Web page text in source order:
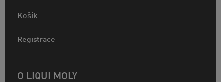
Košík
Registrace
O LIQUI MOLY